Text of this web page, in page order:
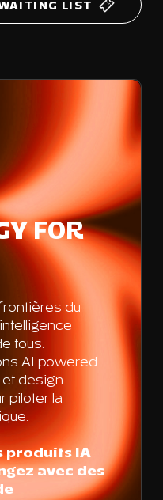
LIST
FOR
du
tous.
AI-powered
design
piloter la
produits IA
avec des